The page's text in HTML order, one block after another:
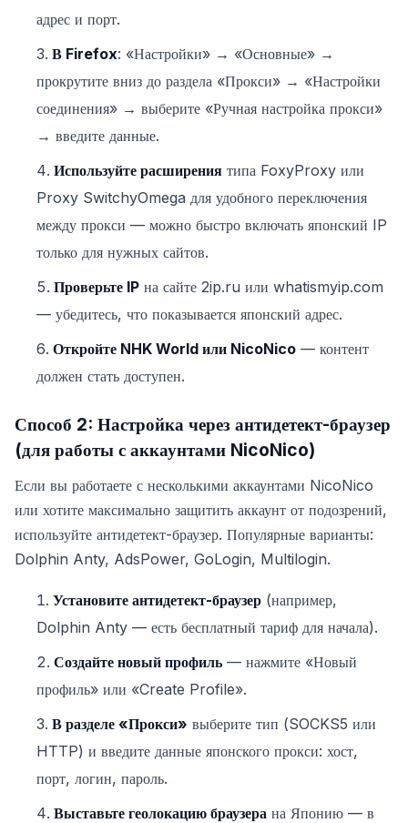
адрес и порт.
В Firefox: «Настройки» → «Основные» →
прокрутите вниз до раздела «Прокси» → «Настройки
соединения» → выберите «Ручная настройка прокси»
→ введите данные.
Используйте расширения типа FoxyProxy или
Proxy SwitchyOmega для удобного переключения
между прокси — можно быстро включать японский IP
только для нужных сайтов.
Проверьте IP на сайте 2ip.ru или whatismyip.com
— убедитесь, что показывается японский адрес.
Откройте NHK World или NicoNico — контент
должен стать доступен.
Способ 2: Настройка через антидетект-браузер
(для работы с аккаунтами NicoNico)
Если вы работаете с несколькими аккаунтами NicoNico
или хотите максимально защитить аккаунт от подозрений,
используйте антидетект-браузер. Популярные варианты:
Dolphin Anty, AdsPower, GoLogin, Multilogin.
Установите антидетект-браузер (например,
Dolphin Anty — есть бесплатный тариф для начала).
Создайте новый профиль — нажмите «Новый
профиль» или «Create Profile».
В разделе «Прокси» выберите тип (SOCKS5 или
HTTP) и введите данные японского прокси: хост,
порт, логин, пароль.
Выставьте геолокацию браузера на Японию — в